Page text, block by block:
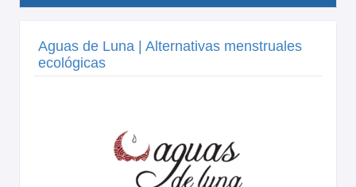
Aguas de Luna | Alternativas menstruales
ecológicas